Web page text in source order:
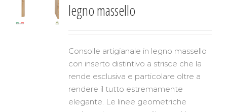
legno massello
Consolle artigianale in legno massello
con inserto distintivo a strisce che la
rende esclusiva e particolare oltre a
rendere il tutto estremamente
elegante. Le linee geometriche